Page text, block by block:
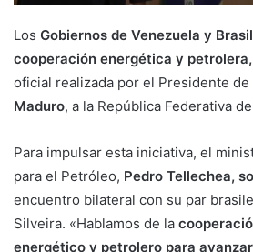
Los Gobiernos de Venezuela y Brasil
cooperación energética y petrolera,
oficial realizada por el Presidente de
Maduro, a la República Federativa
Para impulsar esta iniciativa, el
para el Petróleo, Pedro Tellechea,
encuentro bilateral con su par
Silveira. «Hablamos de la
energético y petrolero para